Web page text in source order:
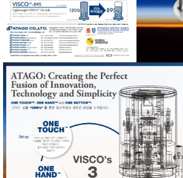
SENTEST
SENTRY
SHINAGAWA
SHINYEI TECHNOLOGY
Showa sokki
SIMCO
SNDWAY
Solarmeter®
SONIC CORPORATION